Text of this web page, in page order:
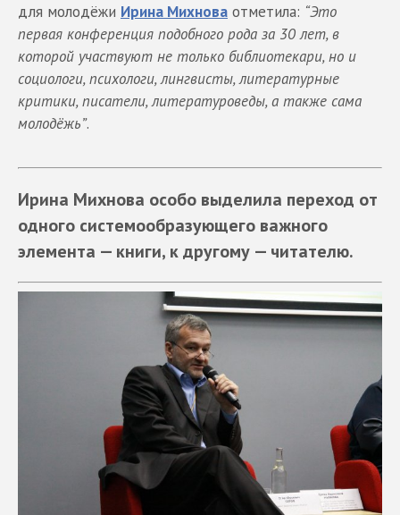
для молодёжи Ирина Михнова отметила: “Это
первая конференция подобного рода за 30 лет, в
которой участвуют не только библиотекари, но и
социологи, психологи, лингвисты, литературные
критики, писатели, литературоведы, а также сама
молодёжь”.
Ирина Михнова особо выделила переход от
одного системообразующего важного
элемента — книги, к другому — читателю.